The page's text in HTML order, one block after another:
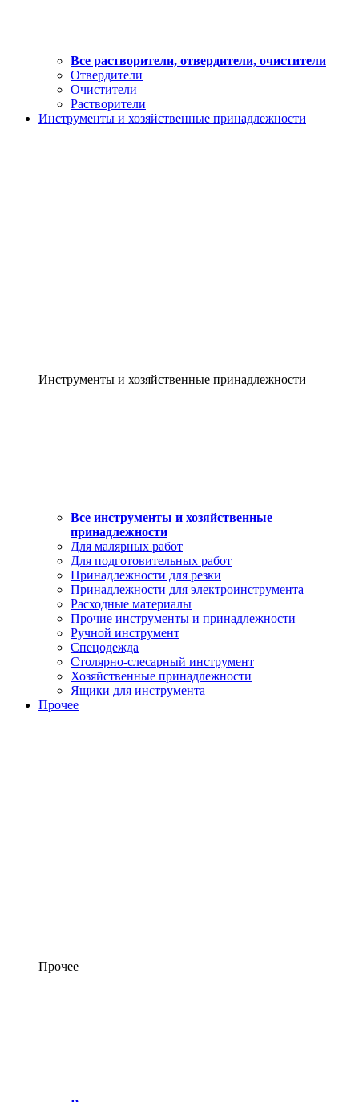
Все растворители, отвердители, очистители
Отвердители
Очистители
Растворители
Инструменты и хозяйственные принадлежности
Инструменты и хозяйственные принадлежности
Все инструменты и хозяйственные
принадлежности
Для малярных работ
Для подготовительных работ
Принадлежности для резки
Принадлежности для электроинструмента
Расходные материалы
Прочие инструменты и принадлежности
Ручной инструмент
Спецодежда
Столярно-слесарный инструмент
Хозяйственные принадлежности
Ящики для инструмента
Прочее
Прочее